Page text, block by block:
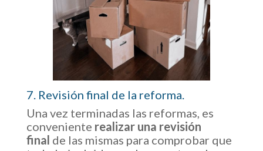
7. Revisión final de la reforma.
Una vez terminadas las reformas, es
conveniente realizar una revisión
final de las mismas para comprobar que